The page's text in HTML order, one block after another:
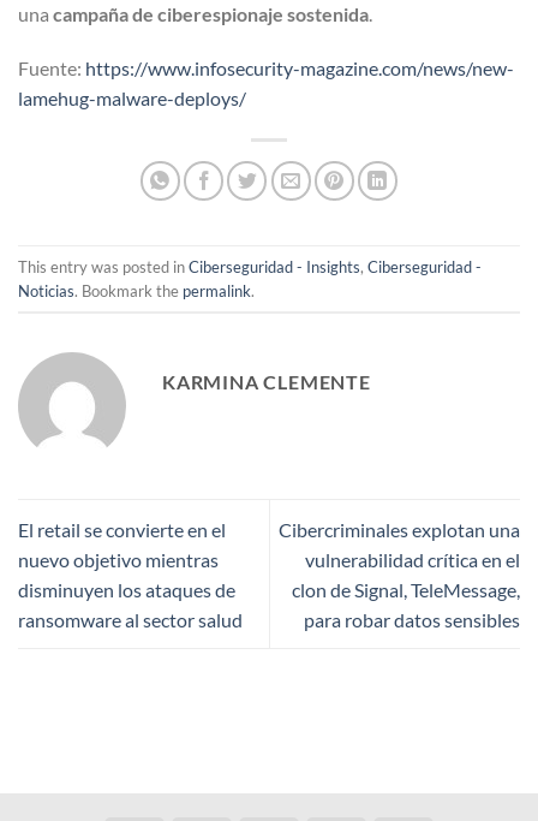
una campaña de ciberespionaje sostenida
Fuente: https://www.infosecurity-magazine.com/news/new-
lamehug-malware-deploys/
This entry was posted inCiberseguridad - Insights, Ciberseguridad -
Noticias. Bookmark the permalink.
KARMINA CLEMENTE
El retail se convierte en el
nuevo objetivo mientras
disminuyen los ataques de
ransomware al sector salud
Cibercriminales explotan una
vulnerabilidad crítica en el
clon de Signal, TeleMessage,
para robar datos sensibles